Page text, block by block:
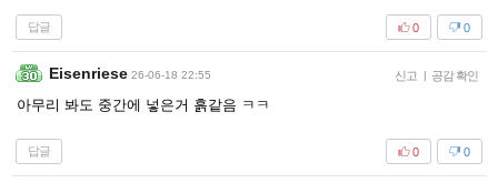
답글 0
0
Eisenriese 26-06-18 22:55 신고 | 공감 확인
아무리 봐도 중간에 넣은거 흙같음 ㅋㅋ
답글 0
0